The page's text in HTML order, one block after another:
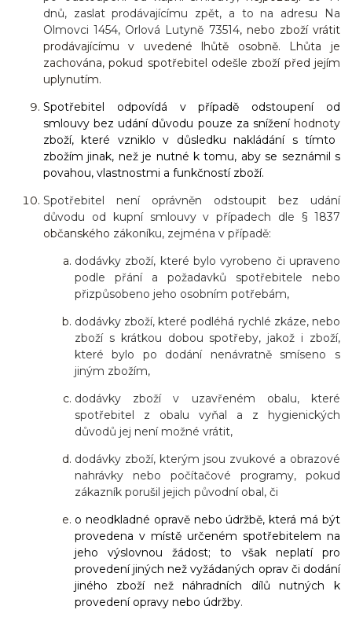
dnů, zaslat prodávajícímu zpět, a to na adresu
Na
Olmovci 1454, Orlová Lutyně 73514, nebo zboží vrátit
prodávajícímu v uvedené lhůtě osobně. Lhůta je
zachována, pokud spotřebitel odešle zboží před jejím
uplynutím.
Spotřebitel odpovídá v případě odstoupení od
smlouvy bez udání důvodu pouze za snížení hodnoty
zboží, které vzniklo v důsledku nakládání s tímto
zbožím jinak, než je nutné k tomu, aby se seznámil s
povahou, vlastnostmi a funkčností zboží.
Spotřebitel není oprávněn odstoupit bez udání
důvodu od kupní smlouvy v případech dle § 1837
občanského zákoníku, zejména v případě:
dodávky zboží, které bylo vyrobeno či upraveno
podle přání a požadavků spotřebitele nebo
přizpůsobeno jeho osobním potřebám,
dodávky zboží, které podléhá rychlé zkáze, nebo
zboží s krátkou dobou spotřeby, jakož i zboží,
které bylo po dodání nenávratně smíseno s
jiným zbožím,
dodávky zboží v uzavřeném obalu, které
spotřebitel z obalu vyňal a z hygienických
důvodů jej není možné vrátit,
dodávky zboží, kterým jsou zvukové a obrazové
nahrávky nebo počítačové programy, pokud
zákazník porušil jejich původní obal, či
o neodkladné opravě nebo údržbě, která má být
provedena v místě určeném spotřebitelem na
jeho výslovnou žádost; to však neplatí pro
provedení jiných než vyžádaných oprav či dodání
jiného zboží než náhradních dílů nutných k
provedení opravy nebo údržby.